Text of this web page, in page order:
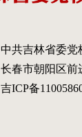
中共吉林省委党
长春市朝阳区前
吉ICP备